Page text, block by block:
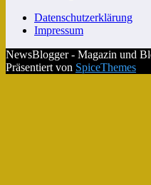
Datenschutzerklärung
Impressum
NewsBlogger - Magazin und
Präsentiert von SpiceThemes